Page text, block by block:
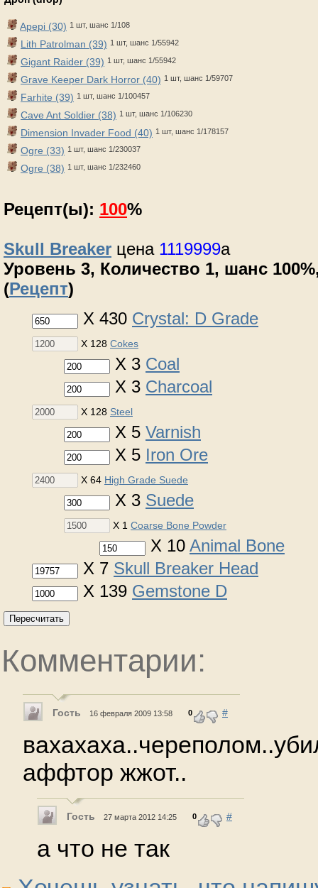
Apepi (30) 1 шт, шанс 1/108
Lith Patrolman (39) 1 шт, шанс 1/55942
Gigant Raider (39) 1 шт, шанс 1/55942
Grave Keeper Dark Horror (40) 1 шт, шанс 1/59707
Farhite (39) 1 шт, шанс 1/100457
Cave Ant Soldier (38) 1 шт, шанс 1/106230
Dimension Invader Food (40) 1 шт, шанс 1/178157
Ogre (33) 1 шт, шанс 1/230037
Ogre (38) 1 шт, шанс 1/232460
Рецепт(ы): 100%
Skull Breaker цена 1119999a
Уровень 3, Количество 1, шанс
(Рецепт)
X 430 Crystal: D Grade
X 128 Cokes
X 3 Coal
X 3 Charcoal
X 128 Steel
X 5 Varnish
X 5 Iron Ore
X 64 High Grade Suede
X 3 Suede
X 1 Coarse Bone Powder
X 10 Animal Bone
X 7 Skull Breaker Head
X 139 Gemstone D
Пересчитать
Комментарии:
Гость 16 февраля 2009 13:58 0 #
аффтор жжот..
Гость 27 марта 2012 14:25 0 #
а что не так